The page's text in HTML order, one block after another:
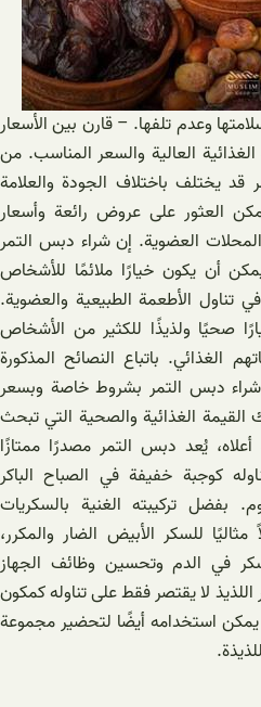
وعدم تلفها. – قارن بين الأسعار
العالية والسعر المناسب. من
قد يختلف باختلاف الجودة والعلامة
العثور على عروض رائعة وأسعار
العضوية. إن شراء دبس التمر
أن يكون خيارًا ملائمًا للأشخاص
تناول الأطعمة الطبيعية والعضوية.
صحيًا ولذيذًا للكثير من الأشخاص
باتباع النصائح المذكورة
دبس التمر بشروط خاصة وبسعر
الغذائية والصحية التي تبحث
أعلاه، يُعد دبس التمر مصدرًا ممتازًا
كوجبة خفيفة في الصباح الباكر
بفضل تركيبته الغنية بالسكريات
للسكر الأبيض الضار والمكرر،
في الدم وتحسين وظائف الجهاز
لا يقتصر فقط على تناوله كمكون
استخدامه أيضًا لتحضير مجموعة